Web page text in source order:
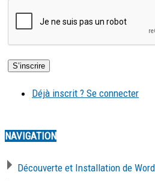
Déjà inscrit ? Se connecter
NAVIGATION
Découverte et Installation de